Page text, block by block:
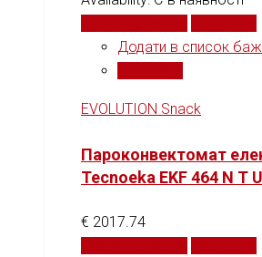
Додати в список
EVOLUTION Snack
Пароконвектомат
Tecnoeka EKF 464 N T
€ 2017.74